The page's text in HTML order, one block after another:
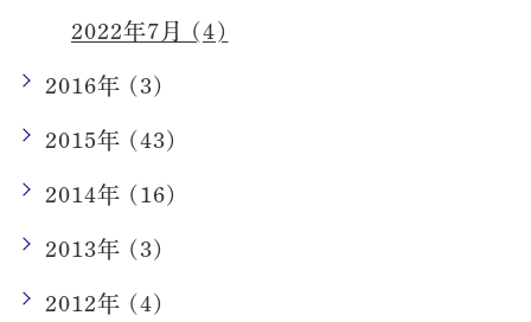
2022年7月 (4)
2016年 (3)
2015年 (43)
2014年 (16)
2013年 (3)
2012年 (4)